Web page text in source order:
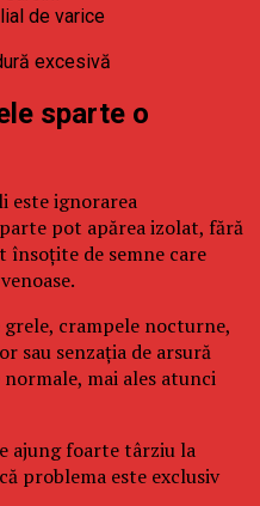
de varice
excesivă
sparte o
este ignorarea
pot apărea izolat, fără
însoțite de semne care
crampele nocturne,
sau senzația de arsură
mai ales atunci
ajung foarte târziu la
problema este exclusiv